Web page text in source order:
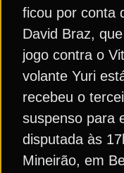
ficou por conta
David Braz,
jogo contra o
volante Yuri
recebeu o
suspenso para
disputada às
Mineirão, em